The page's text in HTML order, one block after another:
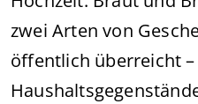
zwei Arten von
öffentlich überreicht